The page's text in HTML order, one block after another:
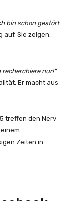
bin schon gestört
auf. Sie zeigen,
nur!“
Er macht aus
treffen den Nerv
Zeiten in